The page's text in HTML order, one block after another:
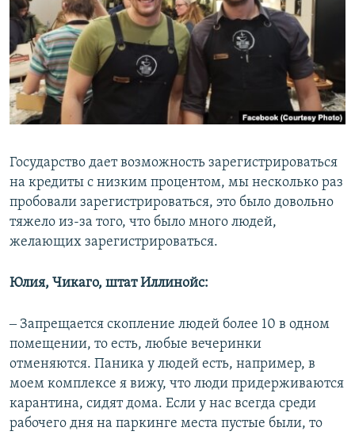
Государство дает возможность зарегистрироваться
на кредиты с низким процентом, мы несколько раз
пробовали зарегистрироваться, это было довольно
тяжело из-за того, что было много людей,
желающих зарегистрироваться.
Юлия, Чикаго, штат Иллинойс:
‒ Запрещается скопление людей более 10 в одном
помещении, то есть, любые вечеринки
отменяются. Паника у людей есть, например, в
моем комплексе я вижу, что люди придерживаются
карантина, сидят дома. Если у нас всегда среди
рабочего дня на паркинге места пустые были, то